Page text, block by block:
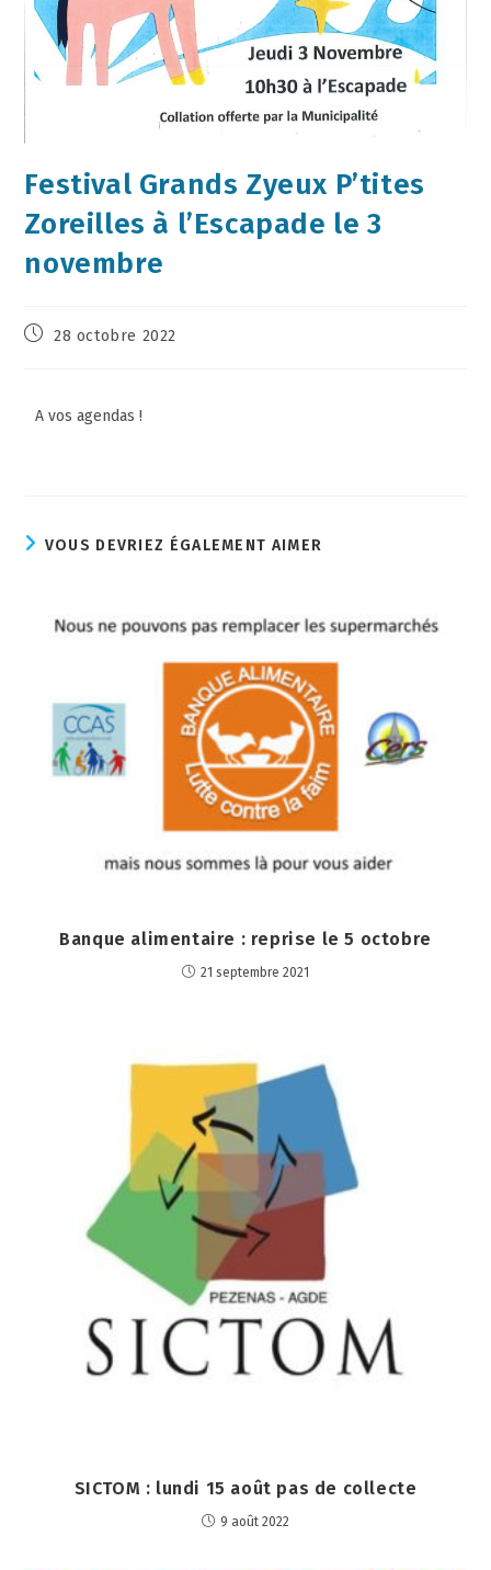
Festival Grands Zyeux P’tites
Zoreilles à l’Escapade le 3
novembre
28 octobre 2022
A vos agendas !
VOUS DEVRIEZ ÉGALEMENT AIMER
Banque alimentaire : reprise le 5 octobre
21 septembre 2021
SICTOM : lundi 15 août pas de collecte
9 août 2022